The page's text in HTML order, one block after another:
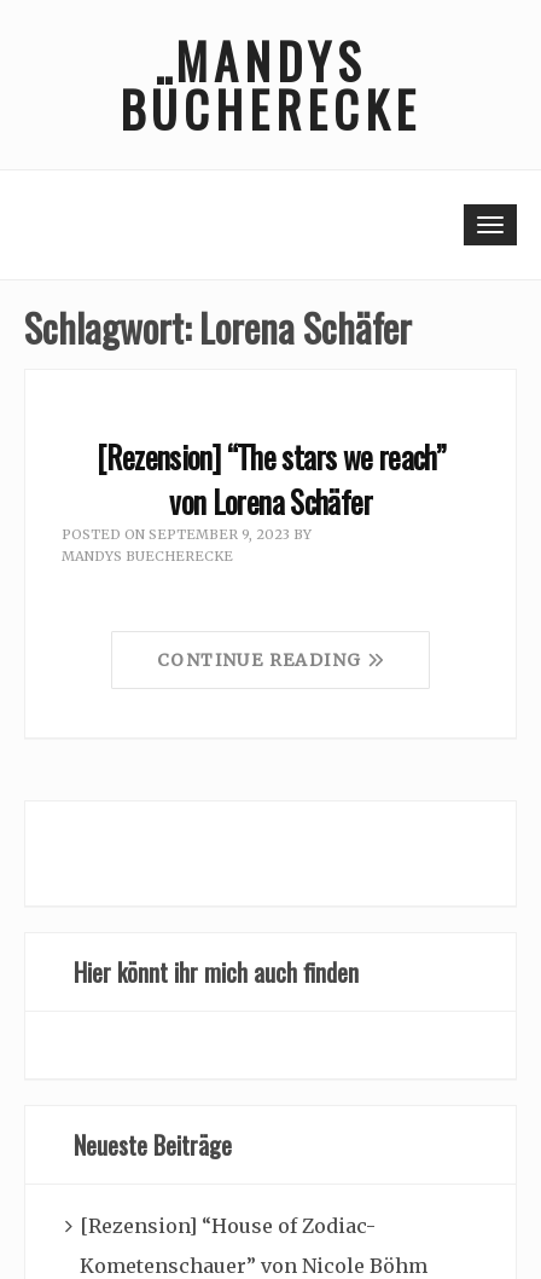
MANDYS
BÜCHERECKE
Schlagwort:Lorena Schäfer
[Rezension] “The stars we reach”
von Lorena Schäfer
POSTED ON SEPTEMBER 9, 2023 BY
MANDYS BUECHERECKE
CONTINUE READING
Hier könnt ihr mich auch finden
Neueste Beiträge
[Rezension] “House of Zodiac-
Kometenschauer” von Nicole Böhm